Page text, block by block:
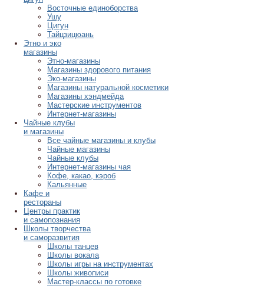
Восточные единоборства
Ушу
Цигун
Тайцзицюань
Этно и эко
магазины
Этно-магазины
Магазины здорового питания
Эко-магазины
Магазины натуральной косметики
Магазины хэндмейда
Мастерские инструментов
Интернет-магазины
Чайные клубы
и магазины
Все чайные магазины и клубы
Чайные магазины
Чайные клубы
Интернет-магазины чая
Кофе, какао, кэроб
Кальянные
Кафе и
рестораны
Центры практик
и самопознания
Школы творчества
и саморазвития
Школы танцев
Школы вокала
Школы игры на инструментах
Школы живописи
Мастер-классы по готовке